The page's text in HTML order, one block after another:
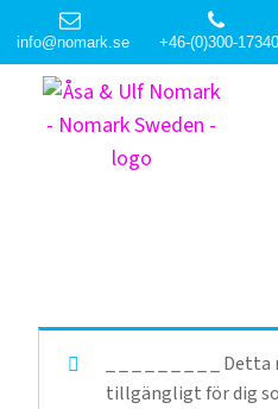
info@nomark.se +46-(0)300-17340
_ _ _ _ _ _ _ _ _
tillgängligt för dig